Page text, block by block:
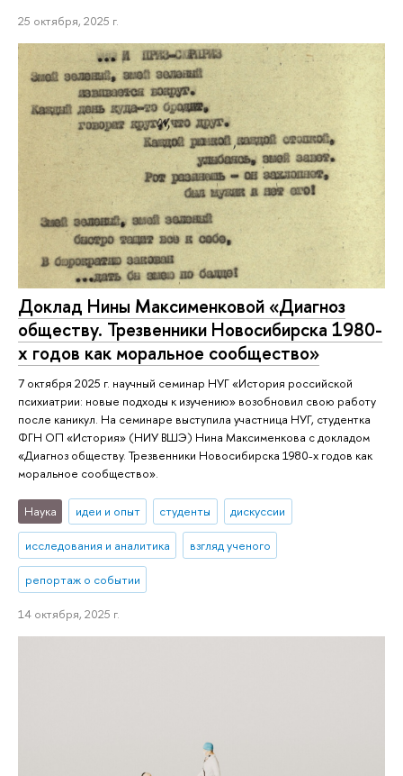
25 октября, 2025 г.
Доклад Нины Максименковой «Диагноз
обществу. Трезвенники Новосибирска 1980-
х годов как моральное сообщество»
7 октября 2025 г. научный семинар НУГ «История российской
психиатрии: новые подходы к изучению» возобновил свою работу
после каникул. На семинаре выступила участница НУГ, студентка
ФГН ОП «История» (НИУ ВШЭ) Нина Максименкова с докладом
«Диагноз обществу. Трезвенники Новосибирска 1980-х годов как
моральное сообщество».
Наука идеи и опыт студенты дискуссии
исследования и аналитика взгляд ученого
репортаж о событии
14 октября, 2025 г.